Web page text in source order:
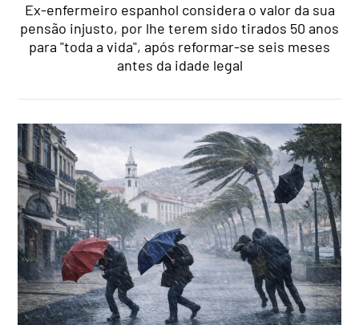
Ex-enfermeiro espanhol considera o valor da sua
pensão injusto, por lhe terem sido tirados 50 anos
para "toda a vida", após reformar-se seis meses
antes da idade legal